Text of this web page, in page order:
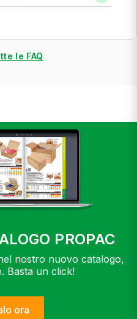
le FAQ
PROPAC
nostro nuovo catalogo,
Basta un click!
ora